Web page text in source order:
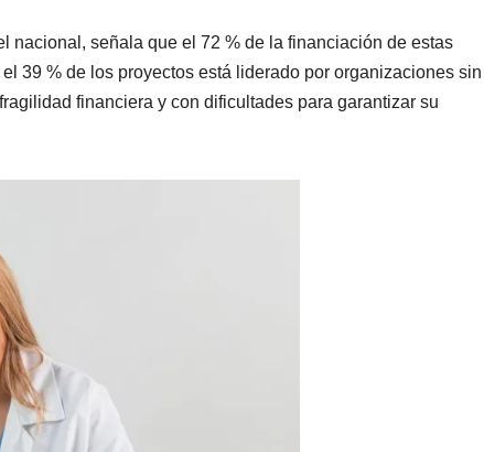
nacional, señala que el 72 % de la financiación de estas
39 % de los proyectos está liderado por organizaciones sin
financiera y con dificultades para garantizar su